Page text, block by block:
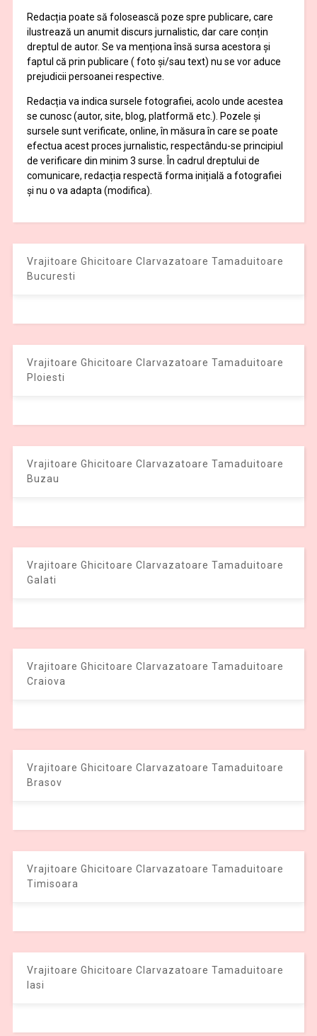
Redacția poate să folosească poze spre publicare, care
ilustrează un anumit discurs jurnalistic, dar care conțin
dreptul de autor. Se va menționa însă sursa acestora și
faptul că prin publicare ( foto și/sau text) nu se vor aduce
prejudicii persoanei respective.
Redacția va indica sursele fotografiei, acolo unde acestea
se cunosc (autor, site, blog, platformă etc.). Pozele și
sursele sunt verificate, online, în măsura în care se poate
efectua acest proces jurnalistic, respectându-se principiul
de verificare din minim 3 surse. În cadrul dreptului de
comunicare, redacția respectă forma inițială a fotografiei
și nu o va adapta (modifica).
Vrajitoare Ghicitoare Clarvazatoare Tamaduitoare
Bucuresti
Vrajitoare Ghicitoare Clarvazatoare Tamaduitoare
Ploiesti
Vrajitoare Ghicitoare Clarvazatoare Tamaduitoare
Buzau
Vrajitoare Ghicitoare Clarvazatoare Tamaduitoare
Galati
Vrajitoare Ghicitoare Clarvazatoare Tamaduitoare
Craiova
Vrajitoare Ghicitoare Clarvazatoare Tamaduitoare
Brasov
Vrajitoare Ghicitoare Clarvazatoare Tamaduitoare
Timisoara
Vrajitoare Ghicitoare Clarvazatoare Tamaduitoare
Iasi